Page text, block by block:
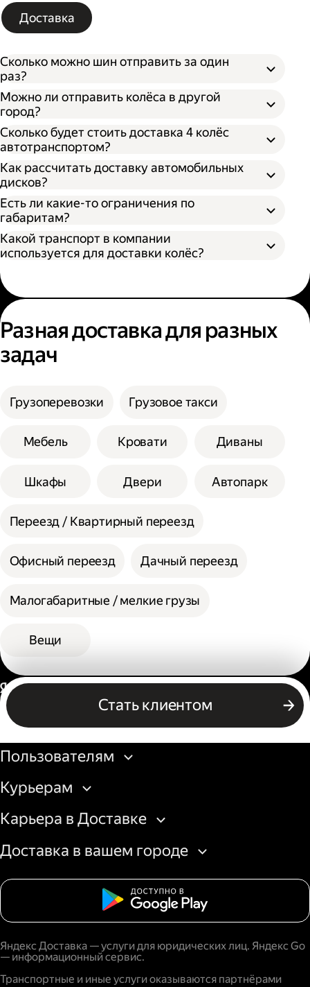
Доставка
Сколько можно шин отправить за один
раз?
Можно ли отправить колёса в другой
город?
Открыть приложение Яндекс Go или
сайт
Выбрать подходящий тариф;
Ввести данные в поля «Откуда» и «Куда»;
Ввести контакты получателя и
отправителя;
Подтвердить заказ.
Сколько будет стоить доставка 4 колёс
автотранспортом?
Как рассчитать доставку автомобильных
дисков?
В приложении Яндекс Go;
На сайте Яндекс Доставки.
Выберите тариф;
Введите необходимую информацию;
Укажите, нужны ли дополнительные
Выберите способ оплаты.
Есть ли какие-то ограничения по
габаритам?
Диаметр не более 200 см, если выбрана
Высота не более 100 см.
см при выборе помощи одного грузчика, а
допустимая сумма сторон 300 см, а вес
Какой транспорт в компании
используется для доставки колёс?
Разная доставка для разных
задач
Грузоперевозки Грузовое такси
Мебель Кровати Диваны
Шкафы Двери Автопарк
Переезд / Квартирный переезд
Офисный переезд Дачный переезд
Малогабаритные / мелкие грузы
Вещи
Стать клиентом
Россия
Бизнесу
Пользователям
Курьерам
Карьера в Доставке
Доставка в вашем городе
Яндекс Доставка — услуги для юридических лиц. Яндекс Go
— информационный сервис.
Транспортные и иные услуги оказываются партнёрами